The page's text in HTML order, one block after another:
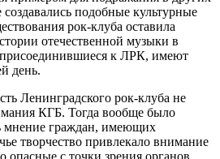
подобные культурные
рок-клуба оставила
отечественной музыки в
к ЛРК, имеют
день.
Ленинградского рок-клуба не
КГБ. Тогда вообще было
мнение граждан, имеющих
творчество привлекало внимание
с точки зрения органов